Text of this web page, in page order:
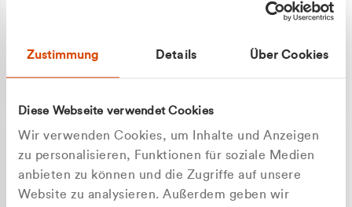
Zustimmung Details Über Cookies
Diese Webseite verwendet Cookies
Wir verwenden Cookies, um Inhalte und Anzeigen
zu personalisieren, Funktionen für soziale Medien
anbieten zu können und die Zugriffe auf unsere
Website zu analysieren. Außerdem geben wir
+49 177 8376058